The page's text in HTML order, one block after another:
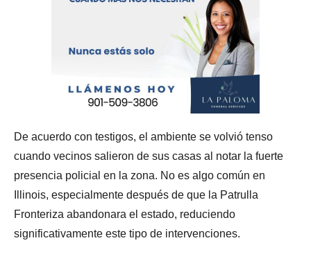
De acuerdo con testigos, el ambiente se volvió tenso
cuando vecinos salieron de sus casas al notar la fuerte
presencia policial en la zona. No es algo común en
Illinois, especialmente después de que la Patrulla
Fronteriza abandonara el estado, reduciendo
significativamente este tipo de intervenciones.